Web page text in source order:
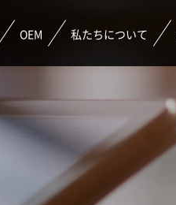
OEM 私たちについて